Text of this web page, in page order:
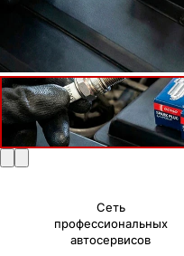
Сеть
профессиональных
автосервисов